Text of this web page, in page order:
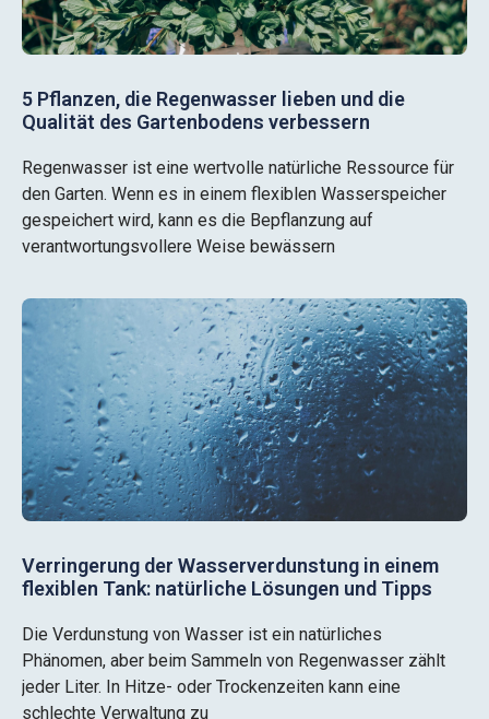
5 Pflanzen, die Regenwasser lieben und die
Qualität des Gartenbodens verbessern
Regenwasser ist eine wertvolle natürliche Ressource für
den Garten. Wenn es in einem flexiblen Wasserspeicher
gespeichert wird, kann es die Bepflanzung auf
verantwortungsvollere Weise bewässern
Verringerung der Wasserverdunstung in einem
flexiblen Tank: natürliche Lösungen und Tipps
Die Verdunstung von Wasser ist ein natürliches
Phänomen, aber beim Sammeln von Regenwasser zählt
jeder Liter. In Hitze- oder Trockenzeiten kann eine
schlechte Verwaltung zu